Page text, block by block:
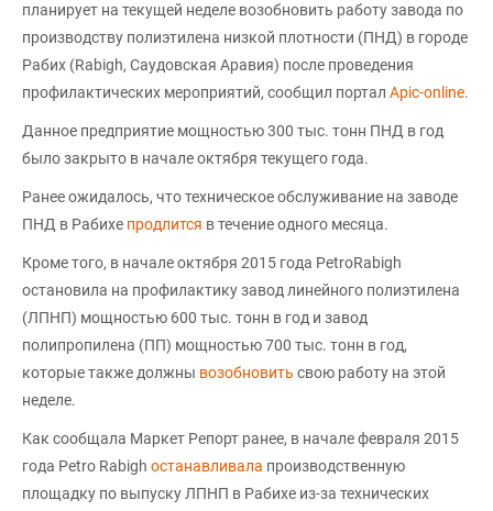
планирует на текущей неделе возобновить работу завода по
производству полиэтилена низкой плотности (ПНД) в городе
Рабих (Rabigh, Саудовская Аравия) после проведения
профилактических мероприятий, сообщил портал Apic-online.
Данное предприятие мощностью 300 тыс. тонн ПНД в год
было закрыто в начале октября текущего года.
Ранее ожидалось, что техническое обслуживание на заводе
ПНД в Рабихе продлится в течение одного месяца.
Кроме того, в начале октября 2015 года PetroRabigh
остановила на профилактику завод линейного полиэтилена
(ЛПНП) мощностью 600 тыс. тонн в год и завод
полипропилена (ПП) мощностью 700 тыс. тонн в год,
которые также должны возобновить свою работу на этой
неделе.
Как сообщала Маркет Репорт ранее, в начале февраля 2015
года Petro Rabigh останавливала производственную
площадку по выпуску ЛПНП в Рабихе из-за технических